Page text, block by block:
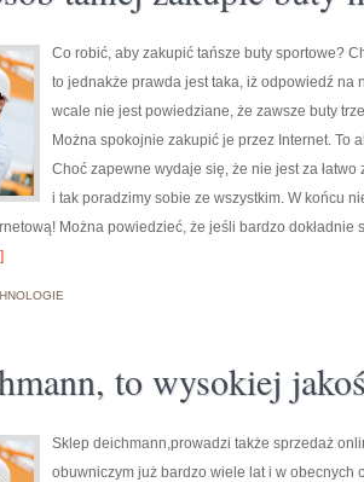
Co robić, aby zakupić tańsze buty sportowe?
to jednakże prawda jest taka, iż odpowiedź na
wcale nie jest powiedziane, że zawsze buty
Można spokojnie zakupić je przez Internet. To
Choć zapewne wydaje się, że nie jest za
i tak poradzimy sobie ze wszystkim. W końcu
Można powiedzieć, że jeśli bardzo dokładnie
to wysokiej
Sklep deichmann,prowadzi także sprzedaż
obuwniczym już bardzo wiele lat i w obecnych